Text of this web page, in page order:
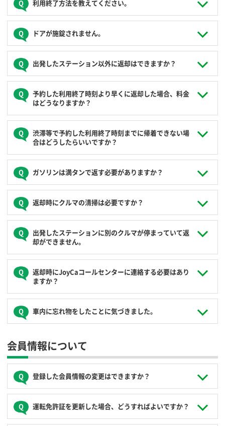
利用終了方法を教えてください。
ご出発されたステーションにクルマを駐車し、クルマのキー
を車内キーボックスに返却した後、ご登録された運転免許証
またはICカードをクルマのカードリーダーにかざすと、ドア
ドアが施錠されません。
利用終了時にカードリーダーが緑色に点滅していない場合、
運転免許証やICカードをかざしてもドアは施錠されません。
以下を確認してください。
エンジンがかかってませんか？
クルマのキーをキーボックスに返し、キーボックスが「貸
出」から「返却」の位置へ回ってますか？
半ドアのドアがありませんか？
以上を解消してもドアが施錠されない場合は、お手数ですが
コールセンター（0120-310-950
出発したステーション以外に返却はできますか？
必ずご出発したステーションへクルマを返却してください。
ご出発したステーション以外へのクルマの返却・乗捨てはで
きません。
予約した利用終了時刻より早くに返却した場合、料金
はどうなりますか？
予約終了時刻よりも早く返却された場合でも、予約された時
間に対し課金されます。
渋滞等で予約した利用終了時刻までに帰着できない場
合はどうしたらいいですか？
予約された利用終了時刻までに延長手続きを行ってくださ
い。次の予約がない場合は延長を受け付けます。
ールセンター（0120-310-950）でも承ります。
無断延長された場合、延長分は通常料金の倍額が発生しま
す。延長手続きは余裕を見て、予約された利用終了時刻の
１時間くらい前までにお願いします。
予約終了時刻の前に申請いただいた場合でも、次の予約が
けない場合は、無断延長と同様の扱いとなります。余裕を
見て、早めの確認をお願いします。
ガソリンは満タンで返す必要がありますか？
レンタカーのように満タンで返却いただく必要はありませ
ん。ただし、次に利用される方の為に、ガソリンが半分以下
になっている場合はクルマに搭載しているガソリンカードで
代のご負担はございません。
返却時にクルマの清掃は必要ですか？
会員の皆様がいつでも快適にご利用いただけるよう、車内の
簡単な清掃と、ゴミがある場合はお持ち帰りいただくようご
協力をお願いします。
出発したステーションに別のクルマが停まっていて返
却ができません。
恐れ入りますが、コールセンター（ 0120-310-950 ）までご連
絡いただき、対応の指示をお待ちください。
なお、ご出発時には、他のクルマが間違って駐車しないよ
う、サインキューブを駐車枠の真ん中に配置していただくよ
返却時にJoyCaコールセンターに連絡する必要はあり
ますか？
ご連絡いただく必要はありません。以下の点をご確認いただ
き、利用の終了処理（ICカードでのドアの施錠）を行ってく
ださい。
ルームランプやライトの消忘れはありませんか？
半ドアになってませんか？半ドアがある場合、ICカードで
ドアの施錠ができず利用は終了しません。
れ）
車内に忘れ物をしたことに気づきました。
すぐの場合はご利用されたステーションからコールセンター
（0120-310-950）に連絡してください。ご本人確認のうえ、
遠隔でドアを解錠しますので忘れ物を回収してください。気
づくのが遅く、ステーションから離れてしまった場合等、
JoyCaにて車両確認を行うこともできますが、この場合、緊
急出動費を申し受けます。
会員情報について
登録した会員情報の変更はできますか？
ログイン後の会員ページ「お客様の登録情報」から、以下の
変更ができます。
運転免許証を更新した場合、どうすればよいですか？